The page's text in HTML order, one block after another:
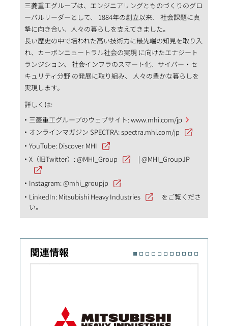
三菱重工グループは、エンジニアリングとものづくりのグロ
ーバルリーダーとして、 1884年の創立以来、 社会課題に真
摯に向き合い、人々の暮らしを支えてきました。
長い歴史の中で培われた高い技術力に最先端の知見を取り入
れ、カーボンニュートラル社会の実現 に向けたエナジート
ランジション、 社会インフラのスマート化、サイバー・セ
キュリティ分野 の発展に取り組み、 人々の豊かな暮らしを
実現します。
詳しくは:
三菱重工グループのウェブサイト:www.mhi.com/jp
オンラインマガジン SPECTRA:spectra.mhi.com/jp
YouTube: Discover MHI
X（旧Twitter）:@MHI_Group |@MHI_GroupJP
Instagram:@mhi_groupjp
LinkedIn: Mitsubishi Heavy Industries
をご覧くださ
い。
関連情報